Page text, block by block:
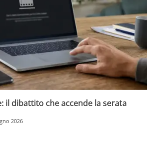
il dibattito che accende la serata
2026